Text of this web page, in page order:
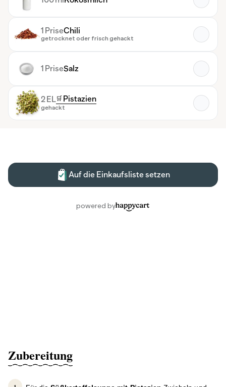
Zubereitung